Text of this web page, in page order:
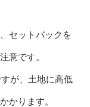
セットバックを
意です。
が、土地に高低
かります。